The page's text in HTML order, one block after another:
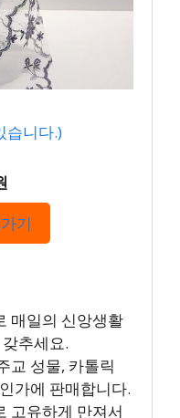
습니다.)
기
매일의 신앙생활
추세요.
교 성물, 카톨릭
가에 판매합니다.
고유하게 만져서